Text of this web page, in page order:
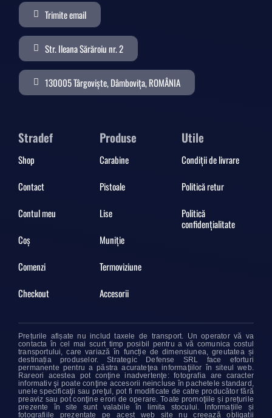
Trimite email
Str. Ileana Sărăroiu nr. 2
130005 Târgoviște, Dâmbovița, ROMÂNIA
Stradef
Shop
Contact
Contul meu
Coș
Comenzi
Checkout
Produse
Carabine
Pistoale
Lise
Muniție
Termoviziune
Accesorii
Utile
Condiții de livrare
Politică retur
Politică
confidențialitate
Prețurile afișate nu includ taxele de transport. Un operator vă va
contacta în cel mai scurt timp posibil pentru a vă comunica costul
transportului, care variază în funcție de dimensiunea, greutatea și
destinația produselor. Strategic Defense SRL face eforturi
permanente pentru a păstra acurateţea informaţiilor în siteul web.
Rareori acestea pot conţine inadvertenţe: fotografia are caracter
informativ şi poate conţine accesorii neincluse în pachetele standard,
unele specificaţii sau preţul, pot fi modificate de catre producător fără
preaviz sau pot conţine erori de operare. Toate promoţiile și prețurile
prezente în site sunt valabile în limita stocului. Informațiile și
fotografiile prezentate pe acest web site nu creează obligații